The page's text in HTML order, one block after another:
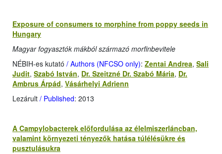
Exposure of consumers to morphine from poppy seeds in
Hungary
Magyar fogyasztók mákból származó morfinbevitele
NÉBIH-es kutató / Authors (NFCSO only): Zentai Andrea, Sali
Judit, Szabó István, Dr. Szeitzné Dr. Szabó Mária, Dr.
Ambrus Árpád, Vásárhelyi Adrienn
Lezárult / Published: 2013
A Campylobacterek előfordulása az élelmiszerláncban,
valamint környezeti tényezők hatása túlélésükre és
pusztulásukra